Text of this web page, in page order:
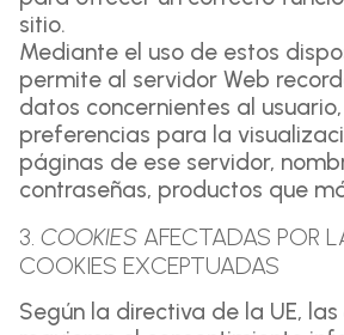
sitio.
Mediante el uso de estos
permite al servidor Web
datos concernientes al
preferencias para la
páginas de ese servidor,
contraseñas, productos que
3. COOKIES AFECTADAS POR
COOKIES EXCEPTUADAS
Según la directiva de la UE, las